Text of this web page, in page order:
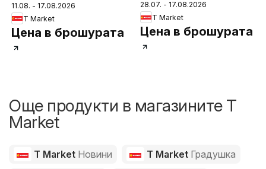
11.08. - 17.08.2026
T Market
Цена в брошурата
28.07. - 17.08.2026
T Market
Цена в брошурата
Още продукти в магазините T
Market
T Market Новини T Market Градушка